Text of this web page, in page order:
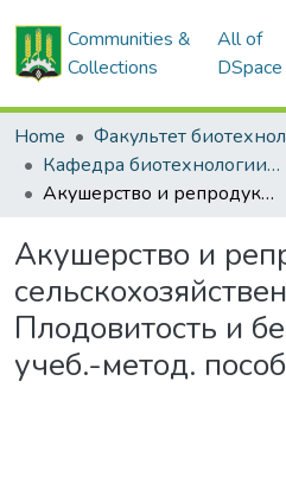
Communities &
Collections
All of
DSpace
Home
Кафедра биотехнологии и ветеринарной медицины
Акушерство и репродукция сельскохозяйственных животных. Плодовитость и бесплодие : учеб.-метод. пособие
Акушерство и
Плодовитость и
учеб.-метод.